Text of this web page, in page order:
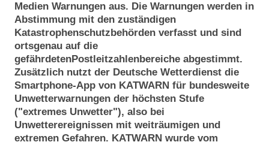
Medien Warnungen aus. Die Warnungen werden in
Abstimmung mit den zuständigen
Katastrophenschutzbehörden verfasst und sind
ortsgenau auf die
gefährdetenPostleitzahlenbereiche abgestimmt.
Zusätzlich nutzt der Deutsche Wetterdienst die
Smartphone-App von KATWARN für bundesweite
Unwetterwarnungen der höchsten Stufe
("extremes Unwetter"), also bei
Unwetterereignissen mit weiträumigen und
extremen Gefahren. KATWARN wurde vom